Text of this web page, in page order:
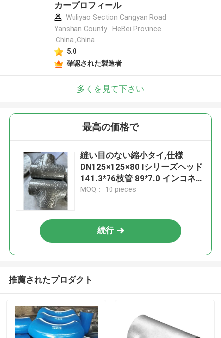
カープロフィール
Wuliyao Section Cangyan Road
Yanshan County . HeBei Province
.China ,China
5.0
確認された製造者
多くを見て下さい
最高の価格で
縫い目のない縮小タイ,仕様
DN125×125×80 Iシリーズヘッド
141.3*76枝管 89*7.0 インコネル
600
MOQ： 10 pieces
続行
推薦されたプロダクト